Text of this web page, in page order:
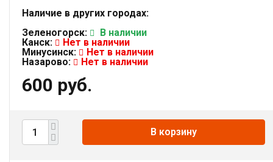
Наличие в других городах:
Зеленогорск:
В наличии
Канск:
Нет в наличии
Минусинск:
Нет в наличии
Назарово:
Нет в наличии
600 руб.
В корзину